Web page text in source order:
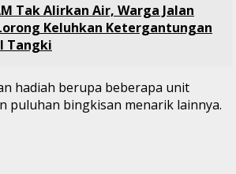
Tak Alirkan Air, Warga Jalan
Keluhkan Ketergantungan
Tangki
hadiah berupa beberapa unit
puluhan bingkisan menarik lainnya.